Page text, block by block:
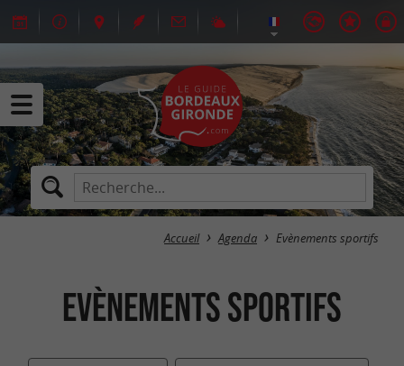
Accueil Agenda Evènements sportifs
Evènements sportifs